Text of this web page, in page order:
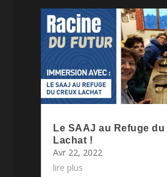
Le SAAJ au Refuge
Lachat !
Avr 22, 2022
lire plus